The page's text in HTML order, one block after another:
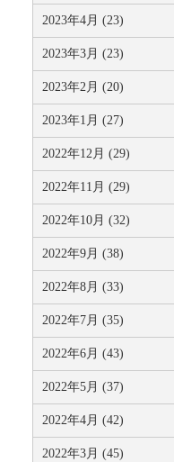
2023年4月 (23)
2023年3月 (23)
2023年2月 (20)
2023年1月 (27)
2022年12月 (29)
2022年11月 (29)
2022年10月 (32)
2022年9月 (38)
2022年8月 (33)
2022年7月 (35)
2022年6月 (43)
2022年5月 (37)
2022年4月 (42)
2022年3月 (45)